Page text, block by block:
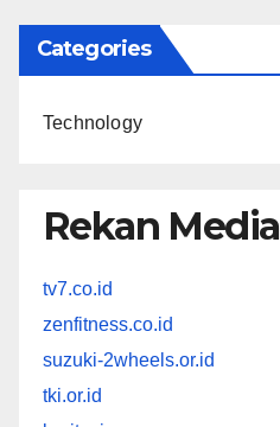
Categories
Technology
Rekan Media
tv7.co.id
zenfitness.co.id
suzuki-2wheels.or.id
tki.or.id